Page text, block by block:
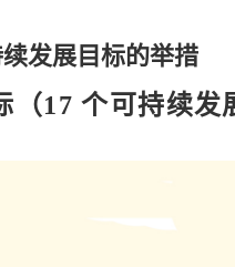
发展目标的举措
（17 个可持续发